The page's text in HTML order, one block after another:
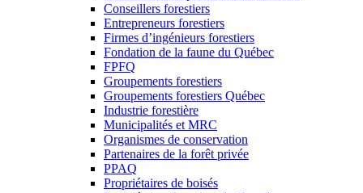
Conseillers forestiers
Entrepreneurs forestiers
Firmes d’ingénieurs forestiers
Fondation de la faune du Québec
FPFQ
Groupements forestiers
Groupements forestiers Québec
Industrie forestière
Municipalités et MRC
Organismes de conservation
Partenaires de la forêt privée
PPAQ
Propriétaires de boisés